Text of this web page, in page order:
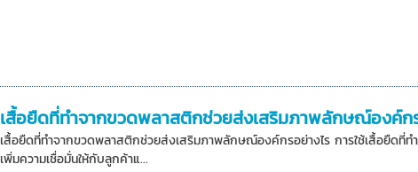
เสื้อยืดที่ทำจากขวดพลาสติกช่วยส่งเสริมภาพลักษณ์องค์ก
เสื้อยืดที่ทำจากขวดพลาสติกช่วยส่งเสริมภาพลักษณ์องค์กรอย่างไร การใช้เสื้อยืด
เพิ่มความเชื่อมั่นให้กับลูกค้าแ...